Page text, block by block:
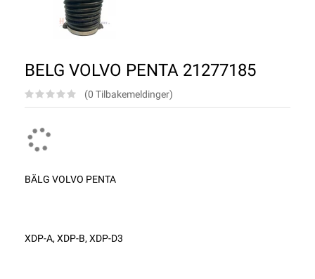
BELG VOLVO PENTA 21277185
(0 Tilbakemeldinger)
BÄLG VOLVO PENTA
XDP-A, XDP-B, XDP-D3